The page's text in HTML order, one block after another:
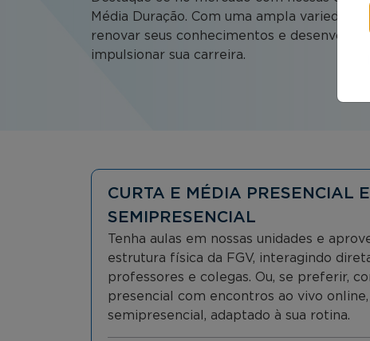
Média Duração. Com uma ampla
renovar seus conhecimentos e
impulsionar sua carreira.
CURTA E MÉDIA PRESENCIAL E
SEMIPRESENCIAL
Tenha aulas em nossas unidades e
estrutura física da FGV, interagindo
professores e colegas. Ou, se preferir,
presencial com encontros ao vivo
semipresencial, adaptado à sua rotina.